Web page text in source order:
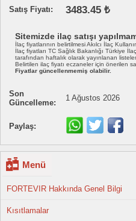
Satış Fiyatı: 3483.45 ₺
Sitemizde ilaç satışı
İlaç fiyatlarının belirtilmesi Akılcı İlaç
İlaç fiyatları TC Sağlık Bakanlığı Türkiye
tarafından haftalık olarak yayınlanan
Belirtilen ilaç fiyatı eczaneler için önerilen
Fiyatlar güncellenmemiş olabilir.
Son
Güncelleme:
1 Ağustos 2026
Paylaş:
Menü
FORTEVIR Hakkında Genel Bilgi
Kısıtlamalar